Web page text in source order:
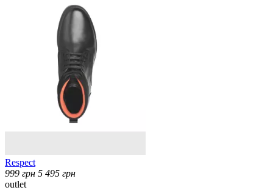
Respect
999 грн 5 495 грн
outlet